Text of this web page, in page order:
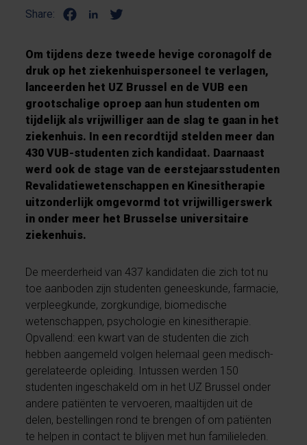
Share:
Om tijdens deze tweede hevige coronagolf de
druk op het ziekenhuispersoneel te verlagen,
lanceerden het UZ Brussel en de VUB een
grootschalige oproep aan hun studenten om
tijdelijk als vrijwilliger aan de slag te gaan in het
ziekenhuis. In een recordtijd stelden meer dan
430 VUB-studenten zich kandidaat. Daarnaast
werd ook de stage van de eerstejaarsstudenten
Revalidatiewetenschappen en Kinesitherapie
uitzonderlijk omgevormd tot vrijwilligerswerk
in onder meer het Brusselse universitaire
ziekenhuis.
De meerderheid van 437 kandidaten die zich tot nu
toe aanboden zijn studenten geneeskunde, farmacie,
verpleegkunde, zorgkundige, biomedische
wetenschappen, psychologie en kinesitherapie.
Opvallend: een kwart van de studenten die zich
hebben aangemeld volgen helemaal geen medisch-
gerelateerde opleiding. Intussen werden 150
studenten ingeschakeld om in het UZ Brussel onder
andere patiënten te vervoeren, maaltijden uit de
delen, bestellingen rond te brengen of om patiënten
te helpen in contact te blijven met hun familieleden.